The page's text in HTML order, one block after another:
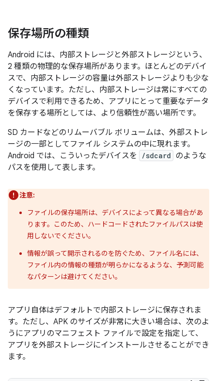
保存場所の種類
Android には、内部ストレージ と外部ストレージ という、
2 種類の物理的な保存場所があります。ほとんどのデバイ
スで、内部ストレージの容量は外部ストレージよりも少な
くなっています。ただし、内部ストレージは常にすべての
デバイスで利用できるため、アプリにとって重要なデータ
を保存する場所としては、より信頼性が高い場所です。
SD カードなどのリムーバブル ボリュームは、外部ストレ
ージの一部としてファイル システムの中に現れます。
Android では、こういったデバイスを
/sdcard のような
パスを使用して表します。
注意:
ファイルの保存場所は、デバイスによって異なる場合があ
ります。このため、ハードコードされたファイルパスは使
用しないでください。
情報が誤って開示されるのを防ぐため、ファイル名には、
ファイル内の情報の種類が明らかになるような、予測可能
なパターンは避けてください。
アプリ自体はデフォルトで内部ストレージに保存されま
す。ただし、APK のサイズが非常に大きい場合は、次のよ
うにアプリのマニフェスト ファイルで設定を指定して、
アプリを外部ストレージにインストールさせることができ
ます。